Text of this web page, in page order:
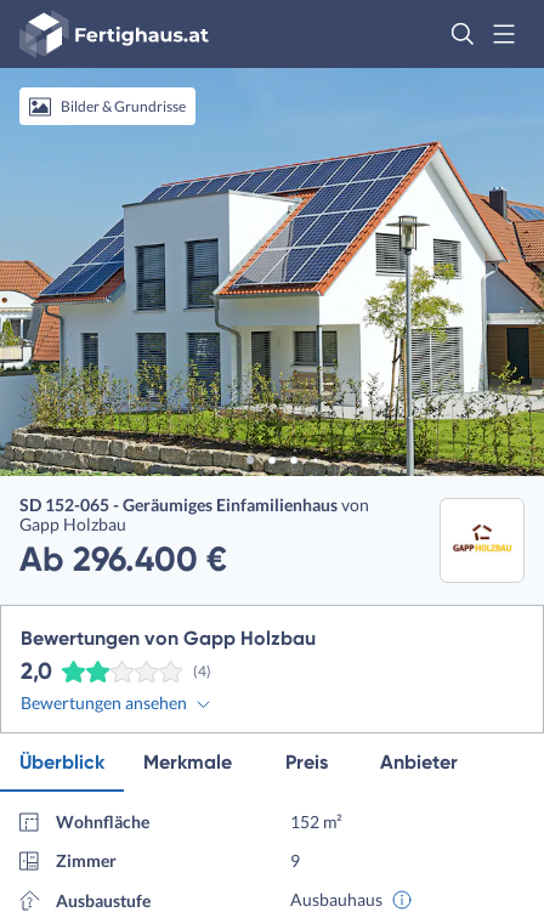
Fertighaus
Logo
AnmeldenBilder & Grundrisse
SD 152-065 - Geräumiges Einfamilienhausvon
Gapp Holzbau
Ab 296.400 €
Bewertungen von Gapp Holzbau
2,0 (4)
Bewertungen ansehen
Überblick Merkmale Preis Anbieter
Wohnfläche
152 m²
Zimmer
9
Ausbaustufe
Ausbauhaus